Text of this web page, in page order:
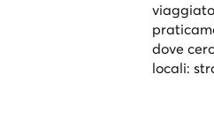
dove
locali: